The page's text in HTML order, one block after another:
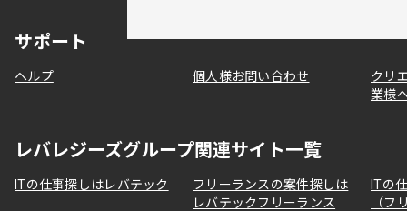
サポート
ヘルプ 個人様お問い合わせ
クリ
業様
レバレジーズグループ関連サイト一覧
ITの仕事探しはレバテック
フリーランスの案件探しは
レバテックフリーランス
ITの
（フ